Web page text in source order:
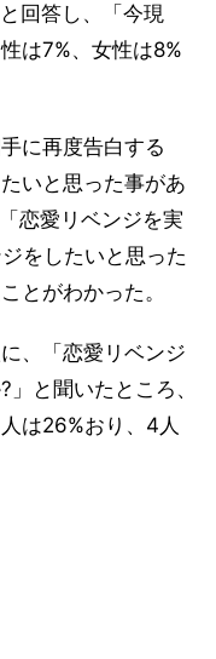
回答し、「今現
は7%、女性は8%
に再度告白する
いと思った事があ
恋愛リベンジを実
をしたいと思った
とがわかった。
、「恋愛リベンジ
と聞いたところ、
は26%おり、4人